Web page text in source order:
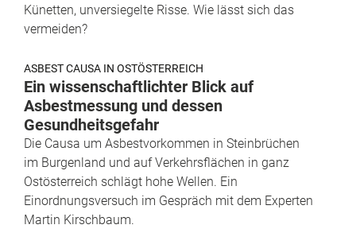
Künetten, unversiegelte Risse. Wie lässt sich das
vermeiden?
ASBEST CAUSA IN OSTÖSTERREICH
Ein wissenschaftlichter Blick auf
Asbestmessung und dessen
Gesundheitsgefahr
Die Causa um Asbestvorkommen in Steinbrüchen
im Burgenland und auf Verkehrsflächen in ganz
Ostösterreich schlägt hohe Wellen. Ein
Einordnungsversuch im Gespräch mit dem Experten
Martin Kirschbaum.